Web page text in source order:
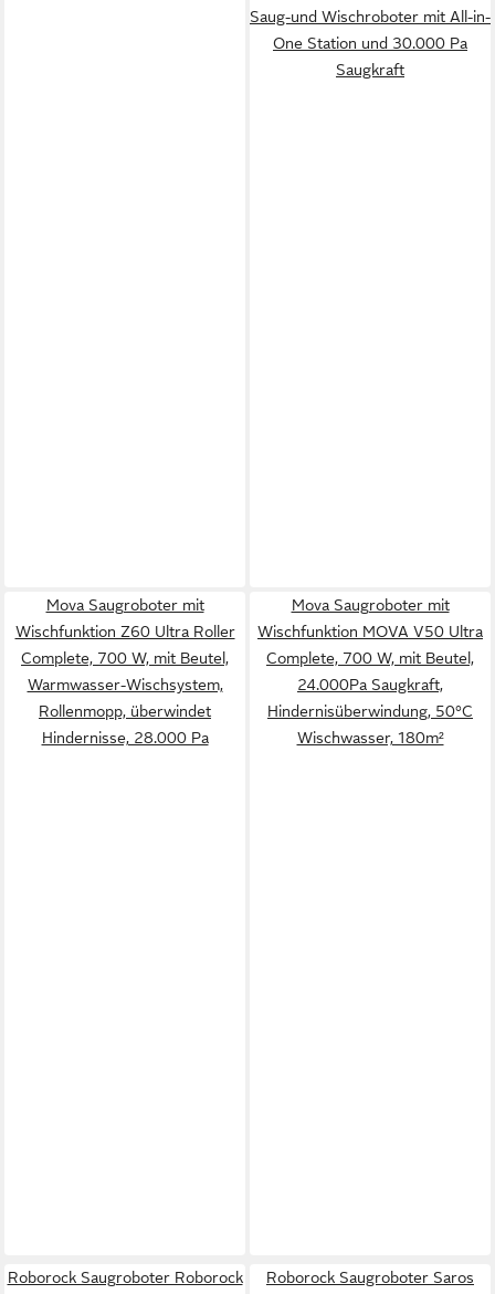
Saug-und Wischroboter mit All-in-
One Station und 30.000 Pa
Saugkraft
Mova Saugroboter mit
Wischfunktion Z60 Ultra Roller
Complete, 700 W, mit Beutel,
Warmwasser-Wischsystem,
Rollenmopp, überwindet
Hindernisse, 28.000 Pa
Mova Saugroboter mit
Wischfunktion MOVA V50 Ultra
Complete, 700 W, mit Beutel,
24.000Pa Saugkraft,
Hindernisüberwindung, 50°C
Wischwasser, 180m²
Roborock Saugroboter Roborock Roborock Saugroboter Saros